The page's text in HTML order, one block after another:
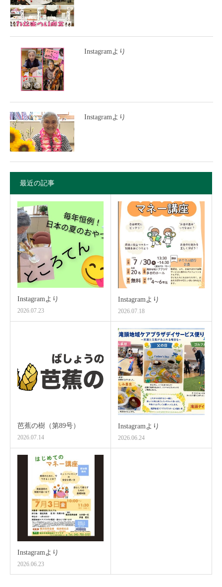
Instagramより
Instagramより
最近の記事
Instagramより
2026.07.23
Instagramより
2026.07.18
芭蕉の樹（第89号）
2026.07.14
Instagramより
2026.06.24
Instagramより
2026.06.23